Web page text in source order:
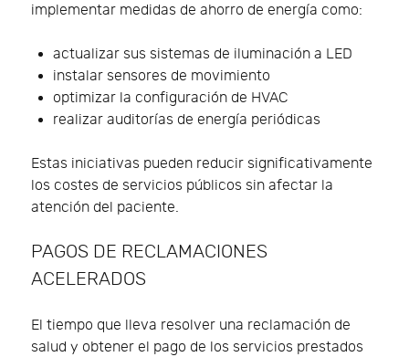
implementar medidas de ahorro de energía como:
actualizar sus sistemas de iluminación a LED
instalar sensores de movimiento
optimizar la configuración de HVAC
realizar auditorías de energía periódicas
Estas iniciativas pueden reducir significativamente
los costes de servicios públicos sin afectar la
atención del paciente.
PAGOS DE RECLAMACIONES
ACELERADOS
El tiempo que lleva resolver una reclamación de
salud y obtener el pago de los servicios prestados